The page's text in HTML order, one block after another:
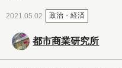
2021.05.02 政治・経済
都市商業研究所